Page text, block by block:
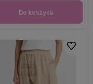
Do koszyka
Do